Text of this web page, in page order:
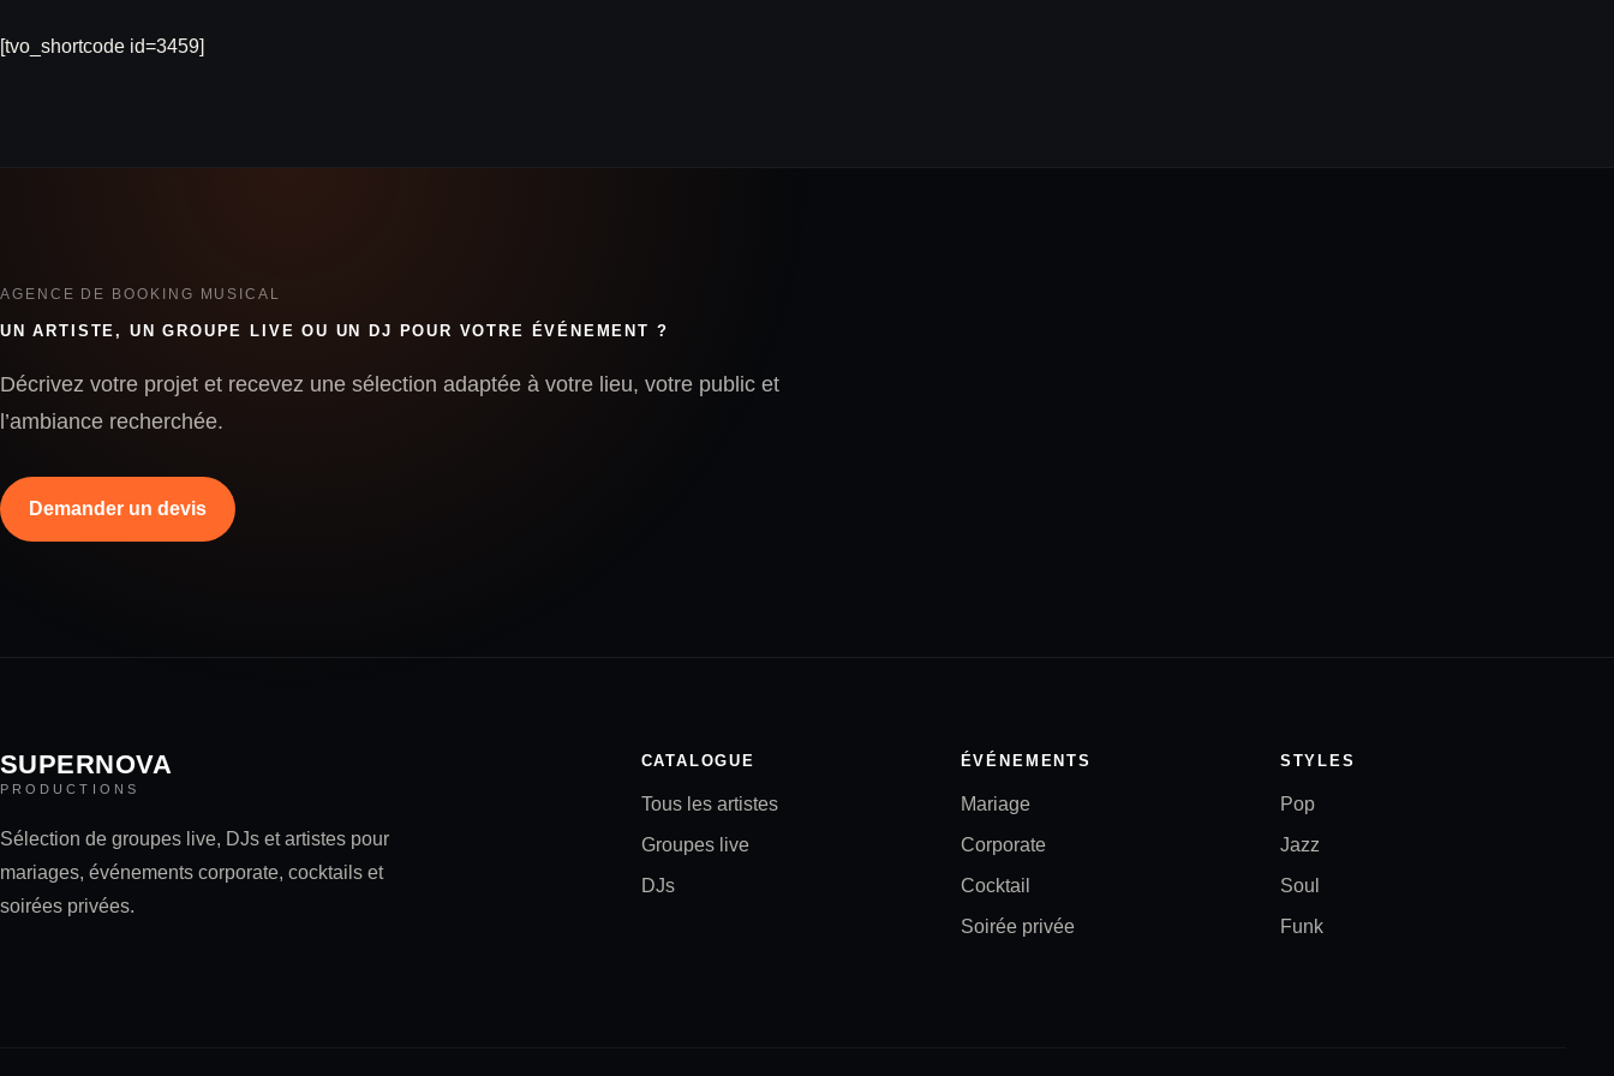
[tvo_shortcode id=3459]
AGENCE DE BOOKING MUSICAL
UN ARTISTE, UN GROUPE LIVE OU UN DJ POUR VOTRE ÉVÉNEMENT ?
Décrivez votre projet et recevez une sélection adaptée à votre lieu, votre public et
l’ambiance recherchée.
Demander un devis
SUPERNOVA
PRODUCTIONS
Sélection de groupes live, DJs et artistes pour
mariages, événements corporate, cocktails et
soirées privées.
CATALOGUE
Tous les artistes
Groupes live
DJs
ÉVÉNEMENTS
Mariage
Corporate
Cocktail
Soirée privée
STYLES
Pop
Jazz
Soul
Funk